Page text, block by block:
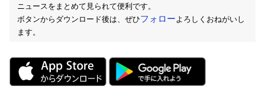
ニュースをまとめて見られて便利です。
ボタンからダウンロード後は、ぜひフォローよろしくおねがいし
ます。